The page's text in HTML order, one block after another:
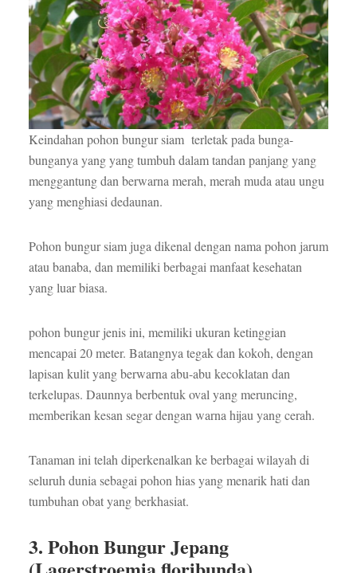
Keindahan pohon bungur siam terletak pada bunga-
bunganya yang yang tumbuh dalam tandan panjang yang
menggantung dan berwarna merah, merah muda atau ungu
yang menghiasi dedaunan.
Pohon bungur siam juga dikenal dengan nama pohon jarum
atau banaba, dan memiliki berbagai manfaat kesehatan
yang luar biasa.
pohon bungur jenis ini, memiliki ukuran ketinggian
mencapai 20 meter. Batangnya tegak dan kokoh, dengan
lapisan kulit yang berwarna abu-abu kecoklatan dan
terkelupas. Daunnya berbentuk oval yang meruncing,
memberikan kesan segar dengan warna hijau yang cerah.
Tanaman ini telah diperkenalkan ke berbagai wilayah di
seluruh dunia sebagai pohon hias yang menarik hati dan
tumbuhan obat yang berkhasiat.
3. Pohon Bungur Jepang